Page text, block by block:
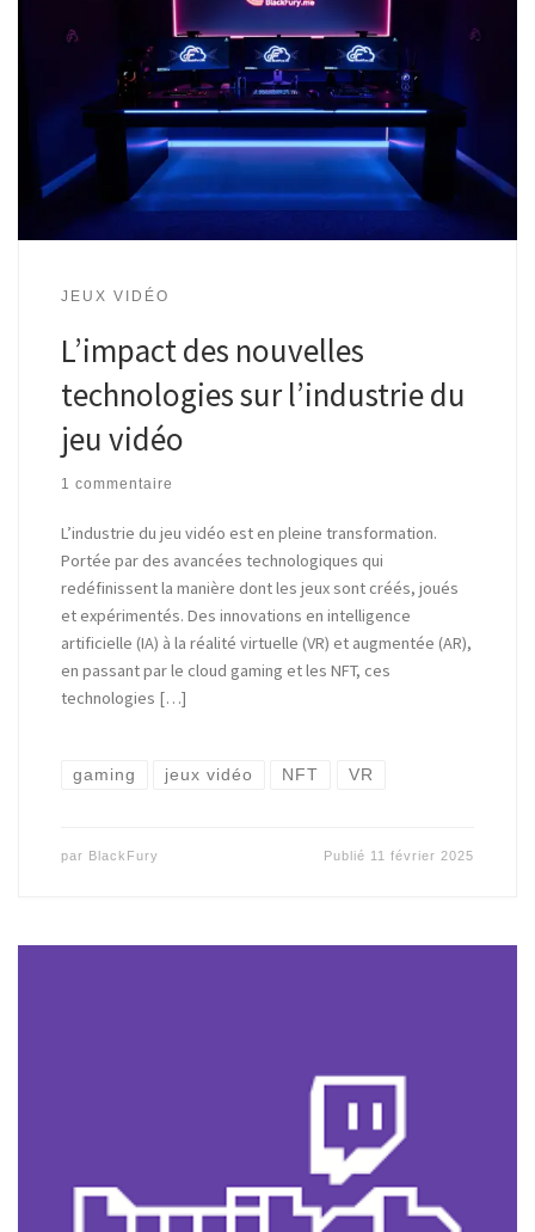
JEUX VIDÉO
L’impact des nouvelles
technologies sur l’industrie du
jeu vidéo
1 commentaire
L’industrie du jeu vidéo est en pleine transformation.
Portée par des avancées technologiques qui
redéfinissent la manière dont les jeux sont créés, joués
et expérimentés. Des innovations en intelligence
artificielle (IA) à la réalité virtuelle (VR) et augmentée (AR),
en passant par le cloud gaming et les NFT, ces
technologies […]
gaming jeux vidéo NFT VR
par BlackFury Publié 11 février 2025